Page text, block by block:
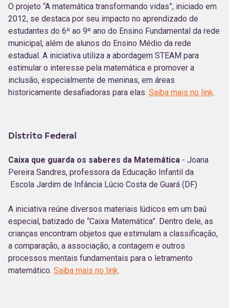
O projeto “A matemática transformando vidas”, iniciado em
2012, se destaca por seu impacto no aprendizado de
estudantes do 6º ao 9º ano do Ensino Fundamental da rede
municipal, além de alunos do Ensino Médio da rede
estadual. A iniciativa utiliza a abordagem STEAM para
estimular o interesse pela matemática e promover a
inclusão, especialmente de meninas, em áreas
historicamente desafiadoras para elas. Saiba mais no link.
Distrito Federal
Caixa que guarda os saberes da Matemática - Joana
Pereira Sandres, professora da Educação Infantil da
Escola Jardim de Infância Lúcio Costa de Guará (DF)
A iniciativa reúne diversos materiais lúdicos em um baú
especial, batizado de “Caixa Matemática”. Dentro dele, as
crianças encontram objetos que estimulam a classificação,
a comparação, a associação, a contagem e outros
processos mentais fundamentais para o letramento
matemático. Saiba mais no link.